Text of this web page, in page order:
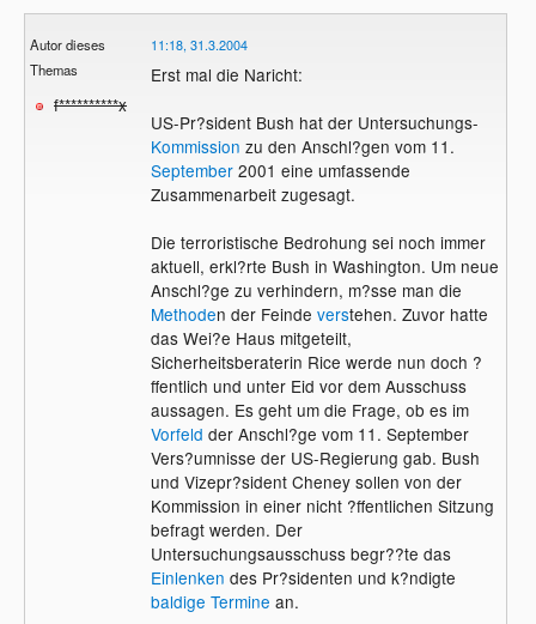
Autor dieses
Themas
f**********x
11:18, 31.3.2004
Erst mal die Naricht:
US-Pr?sident Bush hat der Untersuchungs-
Kommission zu den Anschl?gen vom 11.
September2001 eine umfassende
Zusammenarbeit zugesagt.
Die terroristische Bedrohung sei noch immer
aktuell, erkl?rte Bush in Washington. Um neue
Anschl?ge zu verhindern, m?sse man die
Methoden der Feinde verstehen. Zuvor hatte
das Wei?e Haus mitgeteilt,
Sicherheitsberaterin Rice werde nun doch ?
ffentlich und unter Eid vor dem Ausschuss
aussagen. Es geht um die Frage, ob es im
Vorfeld der Anschl?ge vom 11. September
Vers?umnisse der US-Regierung gab. Bush
und Vizepr?sident Cheney sollen von der
Kommission in einer nicht ?ffentlichen Sitzung
befragt werden. Der
Untersuchungsausschuss begr??te das
Einlenken des Pr?sidenten und k?ndigte
baldige Termine an.